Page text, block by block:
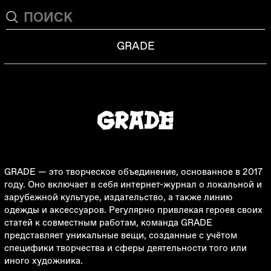
GRADE
GRADE — это творческое объединение, основанное в 2017
году. Оно включает в себя интернет-журнал о локальной и
зарубежной культуре, издательство, а также линию
одежды и аксессуаров. Регулярно привлекая героев своих
статей к совместным работам, команда GRADE
представляет уникальные вещи, созданные с учётом
специфики творчества и сферы деятельности того или
иного художника.